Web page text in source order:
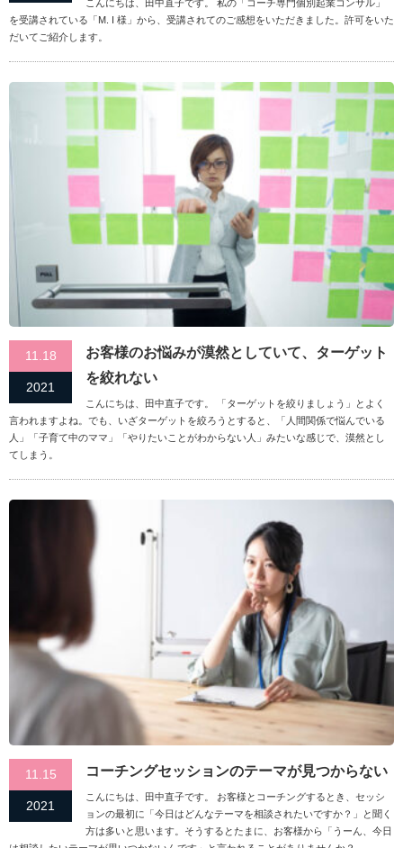
こんにちは、田中直子です。 私の「コーチ専門個別起業コンサル」
を受講されている「M. I 様」から、受講されてのご感想をいただきました。許可をいた
だいてご紹介します。
11.18
2021
お客様のお悩みが漠然としていて、ターゲット
を絞れない
こんにちは、田中直子です。 「ターゲットを絞りましょう」とよく
言われますよね。でも、いざターゲットを絞ろうとすると、「人間関係で悩んでいる
人」「子育て中のママ」「やりたいことがわからない人」みたいな感じで、漠然とし
てしまう。
11.15
2021
コーチングセッションのテーマが見つからない
こんにちは、田中直子です。 お客様とコーチングするとき、セッシ
ョンの最初に「今日はどんなテーマを相談されたいですか？」と聞く
方は多いと思います。そうするとたまに、お客様から「うーん、今日